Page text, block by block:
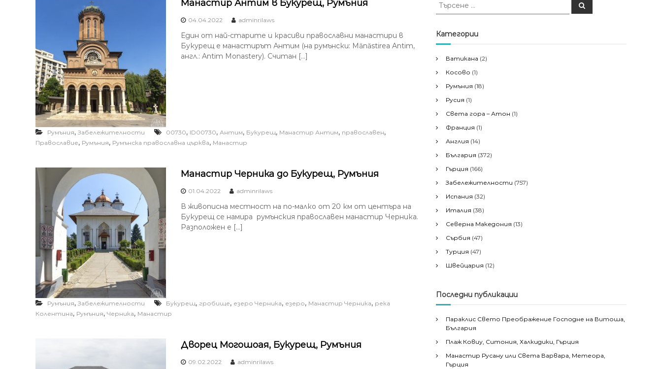
Манастир Антим в Букурещ, Румъния
04.04.2022 adminrilaws
Един от най-старите и красиви православни манастири в
Букурещ е манастирът Антим (на румънски: Mănăstirea Antim,
англ.: Antim Monastery). Считан […]
Румъния, Забележителности 00730, ID00730, Антим, Букурещ, Манастир Антим, православен,
Православие, Румъния, Румънска православна църква, Манастир
Манастир Черника до Букурещ, Румъния
01.04.2022 adminrilaws
В живописна местност на по-малко от 20 км от центъра на
Букурещ се намира румънския православен манастир Черника.
Разположен е […]
Румъния, Забележителности Букурещ, гробище, езеро Черника, езеро, Манастир Черника, река
Колентина, Румъния, Черника, Манастир
Дворец Могошоая, Букурещ, Румъния
09.02.2022 adminrilaws
с
е
е
з
а
Т
ъ
е
Категории
Ватикана (2)
Косово (1)
Румъния (18)
Русия (1)
Света гора – Атон (1)
Франция (1)
Англия (14)
България (372)
Гърция (166)
Забележителности (757)
Испания (32)
Италия (38)
Северна Македония (13)
Сърбия (47)
Турция (47)
Швейцария (12)
Последни публикации
Параклис Свето Преображение Господне на Витоша,
България
Плаж Ковиу, Ситония, Халкидики, Гърция
Манастир Русану или Света Варвара, Метеора,
Гърция